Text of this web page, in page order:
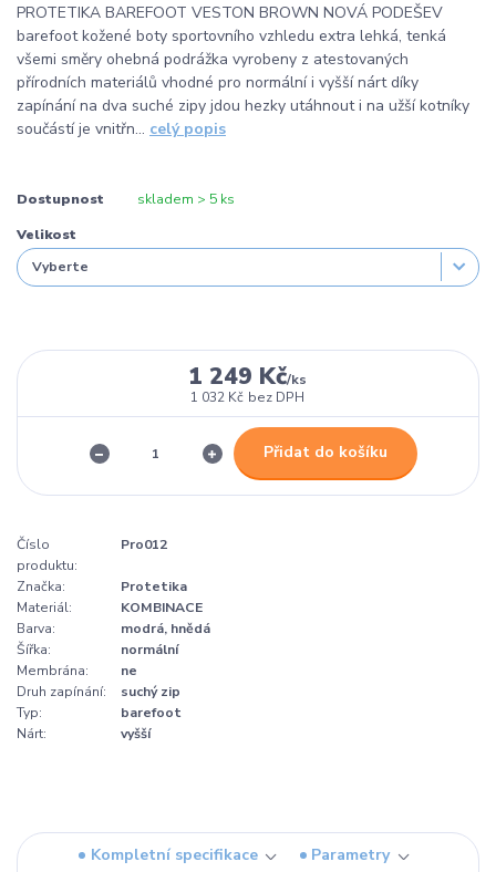
PROTETIKA BAREFOOT VESTON BROWN NOVÁ PODEŠEV
barefoot kožené boty sportovního vzhledu extra lehká, tenká
všemi směry ohebná podrážka vyrobeny z atestovaných
přírodních materiálů vhodné pro normální i vyšší nárt díky
zapínání na dva suché zipy jdou hezky utáhnout i na užší kotníky
součástí je vnitřn... celý popis
Dostupnost skladem > 5 ks
Velikost
1 249 Kč/ks
1 032 Kč bez DPH
Přidat do košíku
Číslo
produktu:
Pro012
Značka:
Protetika
Materiál:
KOMBINACE
Barva:
modrá, hnědá
Šířka:
normální
Membrána:
ne
Druh zapínání:
suchý zip
Typ:
barefoot
Nárt:
vyšší
Kompletní specifikace
Parametry